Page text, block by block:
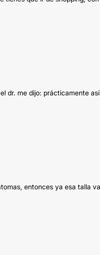
dr. me dijo: prácticamente
entonces ya esa talla